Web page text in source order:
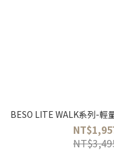
BESO LITE WALK系列-輕